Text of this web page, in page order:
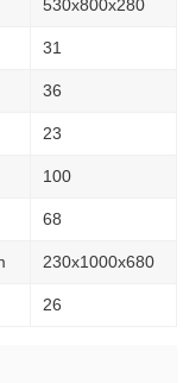
530х800х280
31
36
23
100
68
230х1000х680
26